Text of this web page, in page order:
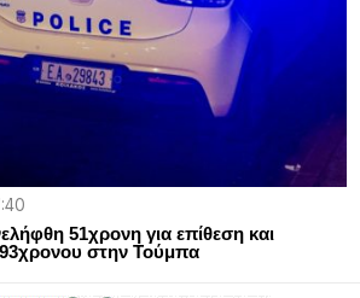
51χρονη για επίθεση και
στην Τούμπα